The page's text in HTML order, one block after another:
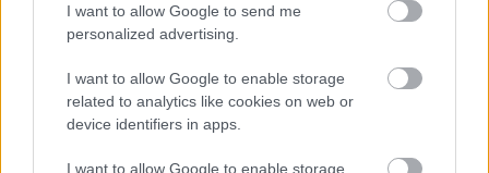
I want to allow Google to send me
personalized advertising.
I want to allow Google to enable storage
related to analytics like cookies on web or
device identifiers in apps.
I want to allow Google to enable storage
Veszélyes szeszélyek - Ruttkai Éva
Színház
•2008. július 30.
Jutocsa) írta:martigi Az egész úgy kezdődött... Hogy